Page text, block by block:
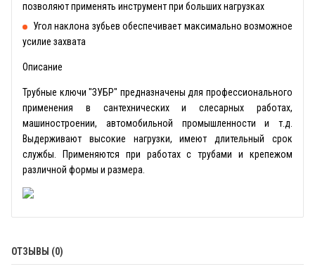
позволяют применять инструмент при больших нагрузках
Угол наклона зубьев обеспечивает максимально возможное
усилие захвата
Описание
Трубные ключи "ЗУБР" предназначены для профессионального
применения в сантехнических и слесарных работах,
машиностроении, автомобильной промышленности и т.д.
Выдерживают высокие нагрузки, имеют длительный срок
службы. Применяются при работах с трубами и крепежом
различной формы и размера.
ОТЗЫВЫ (0)